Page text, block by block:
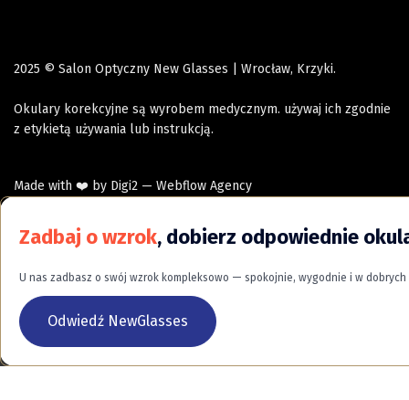
2025 © Salon Optyczny New Glasses | Wrocław, Krzyki.
Okulary korekcyjne są wyrobem medycznym. używaj ich zgodnie
z etykietą używania lub instrukcją.
Made with ❤️ by Digi2 — Webflow Agency
Zadbaj o wzrok, dobierz odpowiednie
U nas zadbasz o swój wzrok kompleksowo — spokojnie, wygodnie i w dobrych
Odwiedź NewGlasses